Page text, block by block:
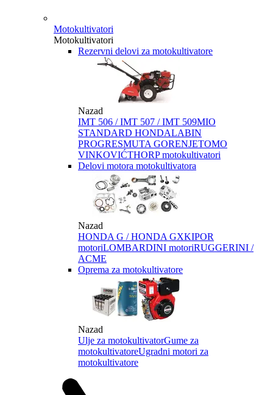
Motokultivatori
Motokultivatori
Rezervni delovi za motokultivatore
Nazad
IMT 506 / IMT 507 / IMT 509MIO
STANDARD HONDALABIN
PROGRESMUTA GORENJETOMO
VINKOVIĆTHORP motokultivatori
Delovi motora motokultivatora
Nazad
HONDA G / HONDA GXKIPOR
motoriLOMBARDINI motoriRUGGERINI /
ACME
Oprema za motokultivatore
Nazad
Ulje za motokultivatorGume za
motokultivatoreUgradni motori za
motokultivatore